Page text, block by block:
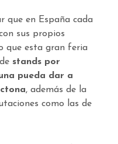
que en España cada
sus propios
que esta gran feria
stands por
pueda dar a
, además de la
como las de